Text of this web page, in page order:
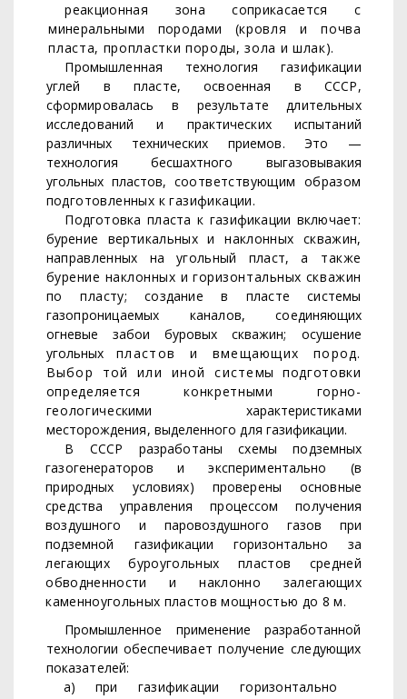
реакционная зона соприкасается с
минеральными породами (кровля и почва
пласта, пропластки породы, зола и шлак).
Промышленная технология газификации
углей в пласте, осво­енная в СССР,
сформировалась в результате длительных
исследо­ваний и практических испытаний
различных технических приемов.Это —
технология бесшахтного выгазовывакия
угольных пластов, соответствующим образом
подготовленных к газификации.
Подготовка пласта к газификации включает:
бурение верти­кальных и наклонных скважин,
направленных на угольный пласт,а также
бурение наклонных и горизонтальных скважин
по пла­сту; создание в пласте системы
газопроницаемых каналов, со­единяющих
огневые забои буровых скважин; осушение
угольныхпластов и вмещающих пород.
Выбор той или иной систе­мы подготовки
определяется конкретными горно-
геологическими характеристиками
месторождения, выделенного для гази­фикации.
В СССР разработаны схемы подземных
газогенераторов иэкспериментально (в
природных условиях) проверены основные
средства управления процессом получения
воздушного и паро­воздушного газов при
подземной газификации горизонтально за­
легающих буроугольных пластов средней
обводненности и на­клонно залегающих
каменноугольных пластов мощностью до 8 м.
Промышленное применение разработанной
технологии обеспе­чивает получение следующих
показателей:
а)
при газификации горизонтально